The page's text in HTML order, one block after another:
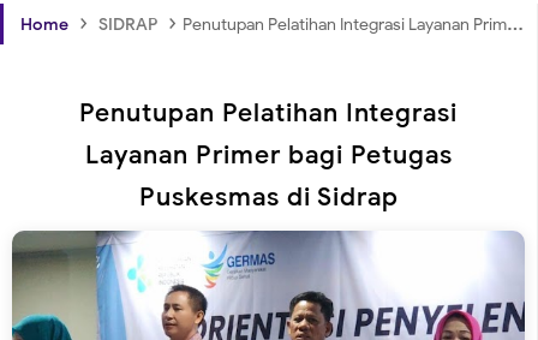
Home › SIDRAP › Penutupan Pelatihan Integrasi Layanan Primer bagi Petugas Puskesmas di Sidrap
Penutupan Pelatihan Integrasi
Layanan Primer bagi Petugas
Puskesmas di Sidrap